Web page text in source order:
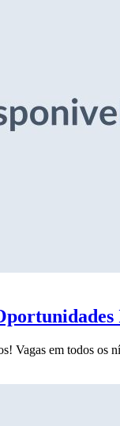
Vagas em todos os